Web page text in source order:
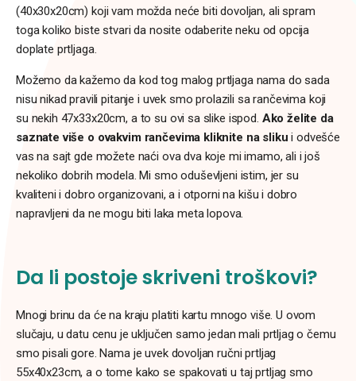
(40x30x20cm) koji vam možda neće biti dovoljan, ali spram
toga koliko biste stvari da nosite odaberite neku od opcija
doplate prtljaga.
Možemo da kažemo da kod tog malog prtljaga nama do sada
nisu nikad pravili pitanje i uvek smo prolazili sa rančevima koji
su nekih 47x33x20cm, a to su ovi sa slike ispod. Ako želite da
saznate više o ovakvim rančevima kliknite na slikui odvešće
vas na sajt gde možete naći ova dva koje mi imamo, ali i još
nekoliko dobrih modela. Mi smo oduševljeni istim, jer su
kvaliteni i dobro organizovani, a i otporni na kišu i dobro
napravljeni da ne mogu biti laka meta lopova.
Da li postoje skriveni troškovi?
Mnogi brinu da će na kraju platiti kartu mnogo više. U ovom
slučaju, u datu cenu je uključen samo jedan mali prtljag o čemu
smo pisali gore. Nama je uvek dovoljan ručni prtljag
55x40x23cm, a o tome kako se spakovati u taj prtljag smo